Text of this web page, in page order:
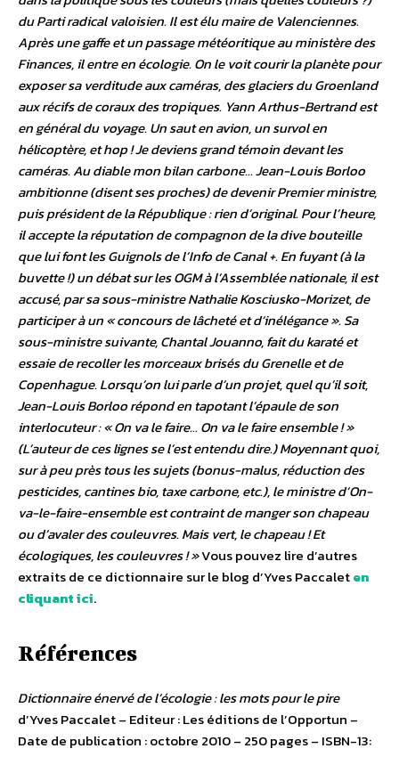
du Parti radical valoisien. Il est élu maire de Valenciennes.
Après une gaffe et un passage météoritique au ministère des
Finances, il entre en écologie. On le voit courir la planète pour
exposer sa verditude aux caméras, des glaciers du Groenland
aux récifs de coraux des tropiques. Yann Arthus-Bertrand est
en général du voyage. Un saut en avion, un survol en
hélicoptère, et hop ! Je deviens grand témoin devant les
caméras. Au diable mon bilan carbone… Jean-Louis Borloo
ambitionne (disent ses proches) de devenir Premier ministre,
puis président de la République : rien d’original. Pour l’heure,
il accepte la réputation de compagnon de la dive bouteille
que lui font les Guignols de l’Info de Canal +. En fuyant (à la
buvette !) un débat sur les OGM à l’Assemblée nationale, il est
accusé, par sa sous-ministre Nathalie Kosciusko-Morizet, de
participer à un « concours de lâcheté et d’inélégance ». Sa
sous-ministre suivante, Chantal Jouanno, fait du karaté et
essaie de recoller les morceaux brisés du Grenelle et de
Copenhague. Lorsqu’on lui parle d’un projet, quel qu’il soit,
Jean-Louis Borloo répond en tapotant l’épaule de son
interlocuteur : « On va le faire… On va le faire ensemble ! »
(L’auteur de ces lignes se l’est entendu dire.) Moyennant quoi,
sur à peu près tous les sujets (bonus-malus, réduction des
pesticides, cantines bio, taxe carbone, etc.), le ministre d’On-
va-le-faire-ensemble est contraint de manger son chapeau
ou d’avaler des couleuvres. Mais vert, le chapeau ! Et
écologiques, les couleuvres ! »Vous pouvez lire d’autres
extraits de ce dictionnaire sur le blog d’Yves Paccaleten
cliquant ici.
Références
Dictionnaire énervé de l’écologie : les mots pour le pire
d’Yves Paccalet – Editeur : Les éditions de l’Opportun –
Date de publication : octobre 2010 – 250 pages – ISBN-13: